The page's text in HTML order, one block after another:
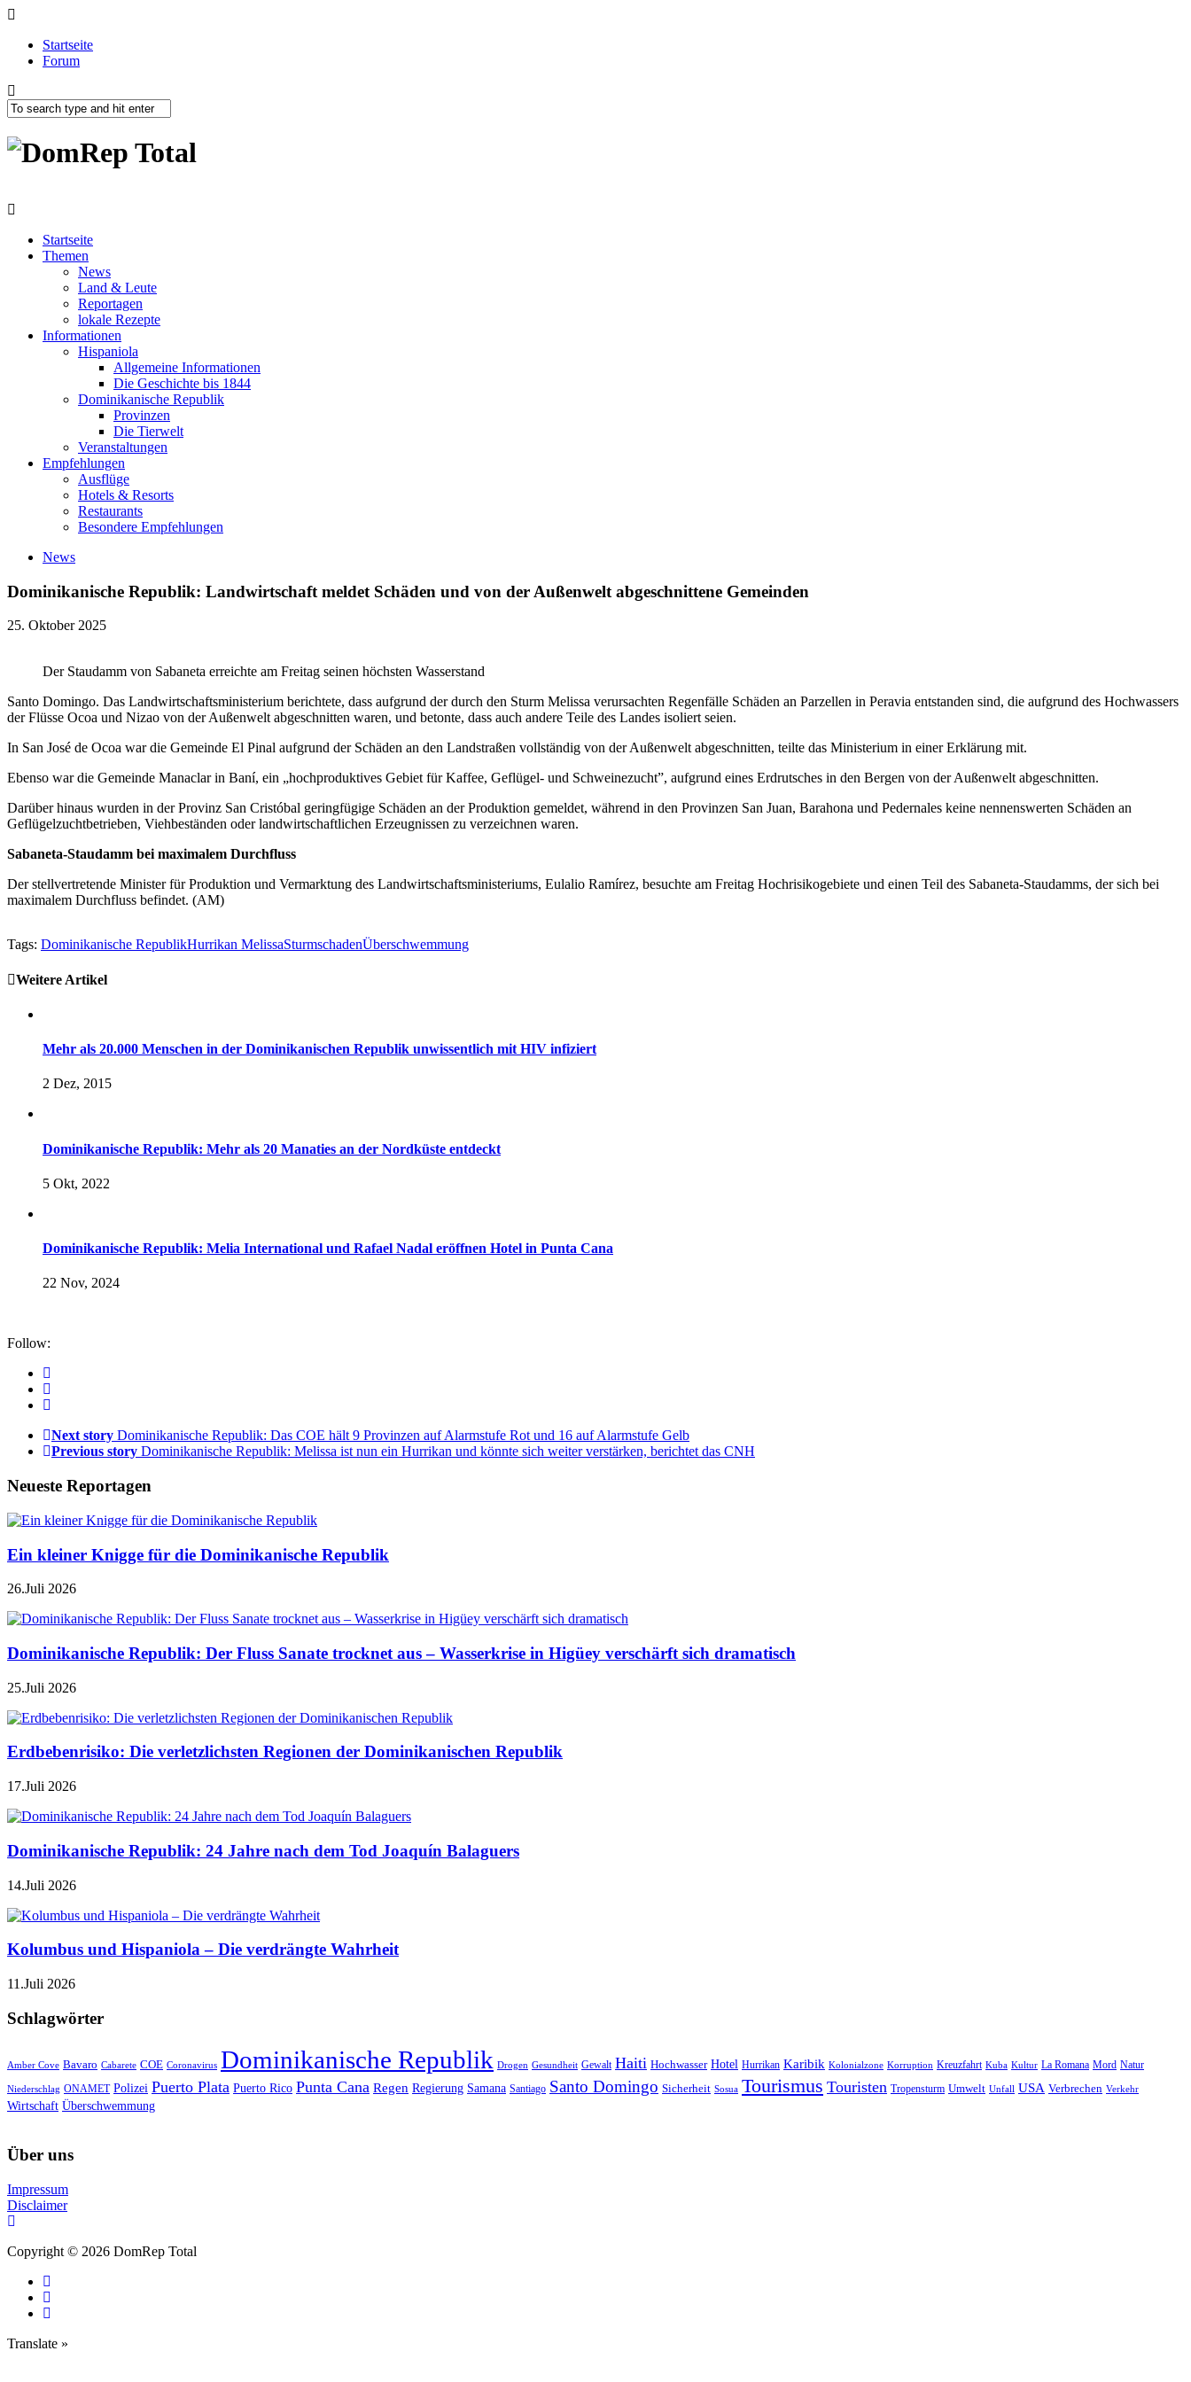
Startseite
Forum
Startseite
Themen
News
Land & Leute
Reportagen
lokale Rezepte
Informationen
Hispaniola
Allgemeine Informationen
Die Geschichte bis 1844
Dominikanische Republik
Provinzen
Die Tierwelt
Veranstaltungen
Empfehlungen
Ausflüge
Hotels & Resorts
Restaurants
Besondere Empfehlungen
News
Dominikanische Republik: Landwirtschaft meldet Schäden und von der Außenwelt abgeschnittene Gemeinden
25. Oktober 2025
Der Staudamm von Sabaneta erreichte am Freitag seinen höchsten Wasserstand
Santo Domingo. Das Landwirtschaftsministerium berichtete, dass aufgrund der durch den Sturm Melissa verursachten Regenfälle Schäden an Parzellen in Peravia entstanden sind, die aufgrund des Hochwassers
der Flüsse Ocoa und Nizao von der Außenwelt abgeschnitten waren, und betonte, dass auch andere Teile des Landes isoliert seien.
In San José de Ocoa war die Gemeinde El Pinal aufgrund der Schäden an den Landstraßen vollständig von der Außenwelt abgeschnitten, teilte das Ministerium in einer Erklärung mit.
Ebenso war die Gemeinde Manaclar in Baní, ein „hochproduktives Gebiet für Kaffee, Geflügel- und Schweinezucht”, aufgrund eines Erdrutsches in den Bergen von der Außenwelt abgeschnitten.
Darüber hinaus wurden in der Provinz San Cristóbal geringfügige Schäden an der Produktion gemeldet, während in den Provinzen San Juan, Barahona und Pedernales keine nennenswerten Schäden an
Geflügelzuchtbetrieben, Viehbeständen oder landwirtschaftlichen Erzeugnissen zu verzeichnen waren.
Sabaneta-Staudamm bei maximalem Durchfluss
Der stellvertretende Minister für Produktion und Vermarktung des Landwirtschaftsministeriums, Eulalio Ramírez, besuchte am Freitag Hochrisikogebiete und einen Teil des Sabaneta-Staudamms, der sich bei
maximalem Durchfluss befindet. (AM)
Tags: Dominikanische RepublikHurrikan MelissaSturmschadenÜberschwemmung
Weitere Artikel
Mehr als 20.000 Menschen in der Dominikanischen Republik unwissentlich mit HIV infiziert
2 Dez, 2015
Dominikanische Republik: Mehr als 20 Manaties an der Nordküste entdeckt
5 Okt, 2022
Dominikanische Republik: Melia International und Rafael Nadal eröffnen Hotel in Punta Cana
22 Nov, 2024
Follow:
Next story Dominikanische Republik: Das COE hält 9 Provinzen auf Alarmstufe Rot und 16 auf Alarmstufe Gelb
Previous story Dominikanische Republik: Melissa ist nun ein Hurrikan und könnte sich weiter verstärken, berichtet das CNH
Neueste Reportagen
Ein kleiner Knigge für die Dominikanische Republik
26.Juli 2026
Dominikanische Republik: Der Fluss Sanate trocknet aus – Wasserkrise in Higüey verschärft sich dramatisch
25.Juli 2026
Erdbebenrisiko: Die verletzlichsten Regionen der Dominikanischen Republik
17.Juli 2026
Dominikanische Republik: 24 Jahre nach dem Tod Joaquín Balaguers
14.Juli 2026
Kolumbus und Hispaniola – Die verdrängte Wahrheit
11.Juli 2026
Schlagwörter
Amber Cove Bavaro Cabarete COE Coronavirus Dominikanische Republik Drogen Gesundheit Gewalt Haiti Hochwasser Hotel Hurrikan Karibik Kolonialzone Korruption Kreuzfahrt Kuba Kultur La Romana Mord Natur
Niederschlag ONAMET Polizei Puerto Plata Puerto Rico Punta Cana Regen Regierung Samana Santiago Santo Domingo Sicherheit Sosua Tourismus Touristen Tropensturm Umwelt Unfall USA Verbrechen Verkehr
Wirtschaft Überschwemmung
Über uns
Impressum
Disclaimer
Copyright © 2026 DomRep Total
Translate »